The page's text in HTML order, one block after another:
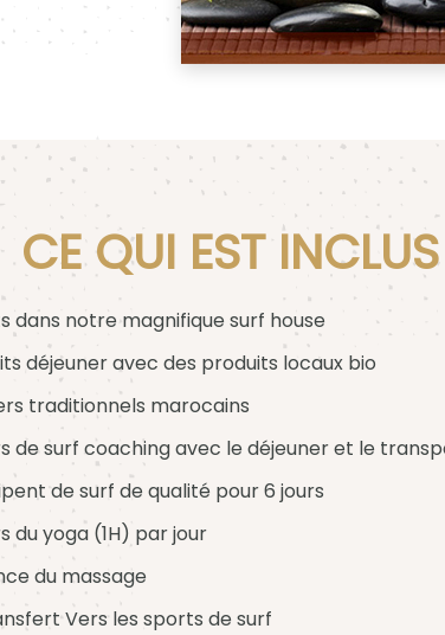
CE QUI EST INCLUS
dans notre magnifique surf house
déjeuner avec des produits locaux bio
traditionnels marocains
de surf coaching avec le déjeuner et le
de surf de qualité pour 6 jours
du yoga (1H) par jour
du massage
Vers les sports de surf